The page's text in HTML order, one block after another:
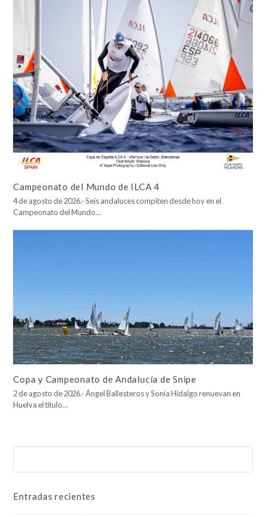
Campeonato del Mundo de ILCA 4
4 de agosto de 2026.- Seis andaluces compiten desde hoy en el
Campeonato del Mundo…
Copa y Campeonato de Andalucía de Snipe
2 de agosto de 2026.- Ángel Ballesteros y Sonia Hidalgo renuevan en
Huelva el título…
Entradas recientes